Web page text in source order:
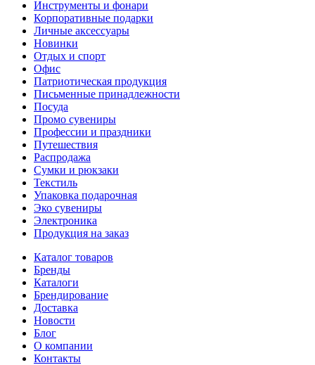
Инструменты и фонари
Корпоративные подарки
Личные аксессуары
Новинки
Отдых и спорт
Офис
Патриотическая продукция
Письменные принадлежности
Посуда
Промо сувениры
Профессии и праздники
Путешествия
Распродажа
Сумки и рюкзаки
Текстиль
Упаковка подарочная
Эко сувениры
Электроника
Продукция на заказ
Каталог товаров
Бренды
Каталоги
Брендирование
Доставка
Новости
Блог
О компании
Контакты